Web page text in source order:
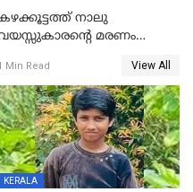
നാലു
മരണം
സുഹൃത്തും പൊലീസ്
Min Read View All
KERALA